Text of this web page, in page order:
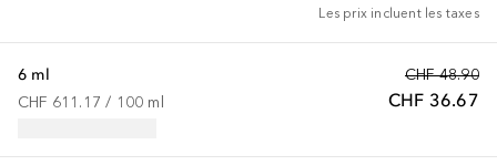
Les prix incluent les taxes
CHF 48.90
CHF 36.67
6 ml
CHF 611.17 / 100 ml